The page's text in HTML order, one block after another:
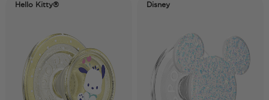
Hello Kitty® Disney